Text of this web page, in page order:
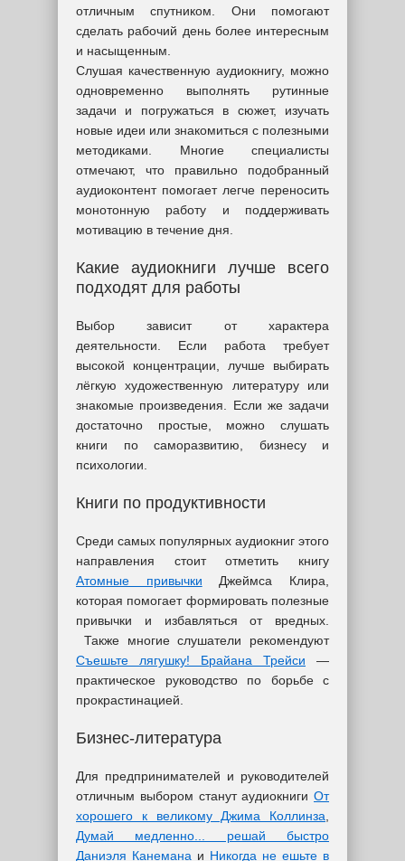
отличным спутником. Они помогают
сделать рабочий день более интересным
и насыщенным.
Слушая качественную аудиокнигу, можно
одновременно выполнять рутинные
задачи и погружаться в сюжет, изучать
новые идеи или знакомиться с полезными
методиками. Многие специалисты
отмечают, что правильно подобранный
аудиоконтент помогает легче переносить
монотонную работу и поддерживать
мотивацию в течение дня.
Какие аудиокниги лучше всего
подходят для работы
Выбор зависит от характера
деятельности. Если работа требует
высокой концентрации, лучше выбирать
лёгкую художественную литературу или
знакомые произведения. Если же задачи
достаточно простые, можно слушать
книги по саморазвитию, бизнесу и
психологии.
Книги по продуктивности
Среди самых популярных аудиокниг этого
направления стоит отметить книгу
Атомные привычки Джеймса Клира,
которая помогает формировать полезные
привычки и избавляться от вредных.
Также многие слушатели рекомендуют
Съешьте лягушку! Брайана Трейси —
практическое руководство по борьбе с
прокрастинацией.
Бизнес-литература
Для предпринимателей и руководителей
отличным выбором станут аудиокниги От
хорошего к великому Джима Коллинза,
Думай медленно... решай быстро
Даниэля Канемана и Никогда не ешьте в